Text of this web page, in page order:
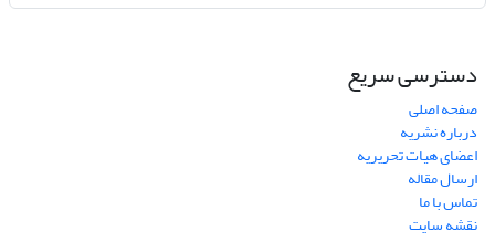
دسترسی سریع
صفحه اصلی
درباره نشریه
اعضای هیات تحریریه
ارسال مقاله
تماس با ما
نقشه سایت